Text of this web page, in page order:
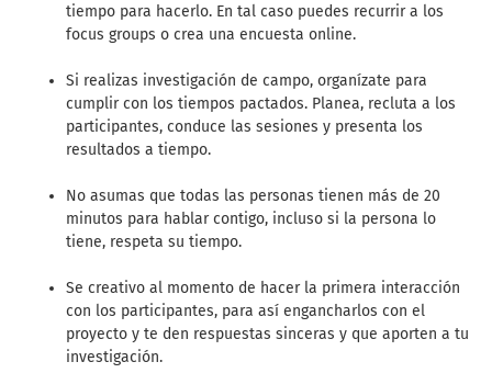
tiempo para hacerlo. En tal caso puedes recurrir a los
focus groups o crea una encuesta online.
Si realizas investigación de campo, organízate para
cumplir con los tiempos pactados. Planea, recluta a los
participantes, conduce las sesiones y presenta los
resultados a tiempo.
No asumas que todas las personas tienen más de 20
minutos para hablar contigo, incluso si la persona lo
tiene, respeta su tiempo.
Se creativo al momento de hacer la primera interacción
con los participantes, para así engancharlos con el
proyecto y te den respuestas sinceras y que aporten a tu
investigación.